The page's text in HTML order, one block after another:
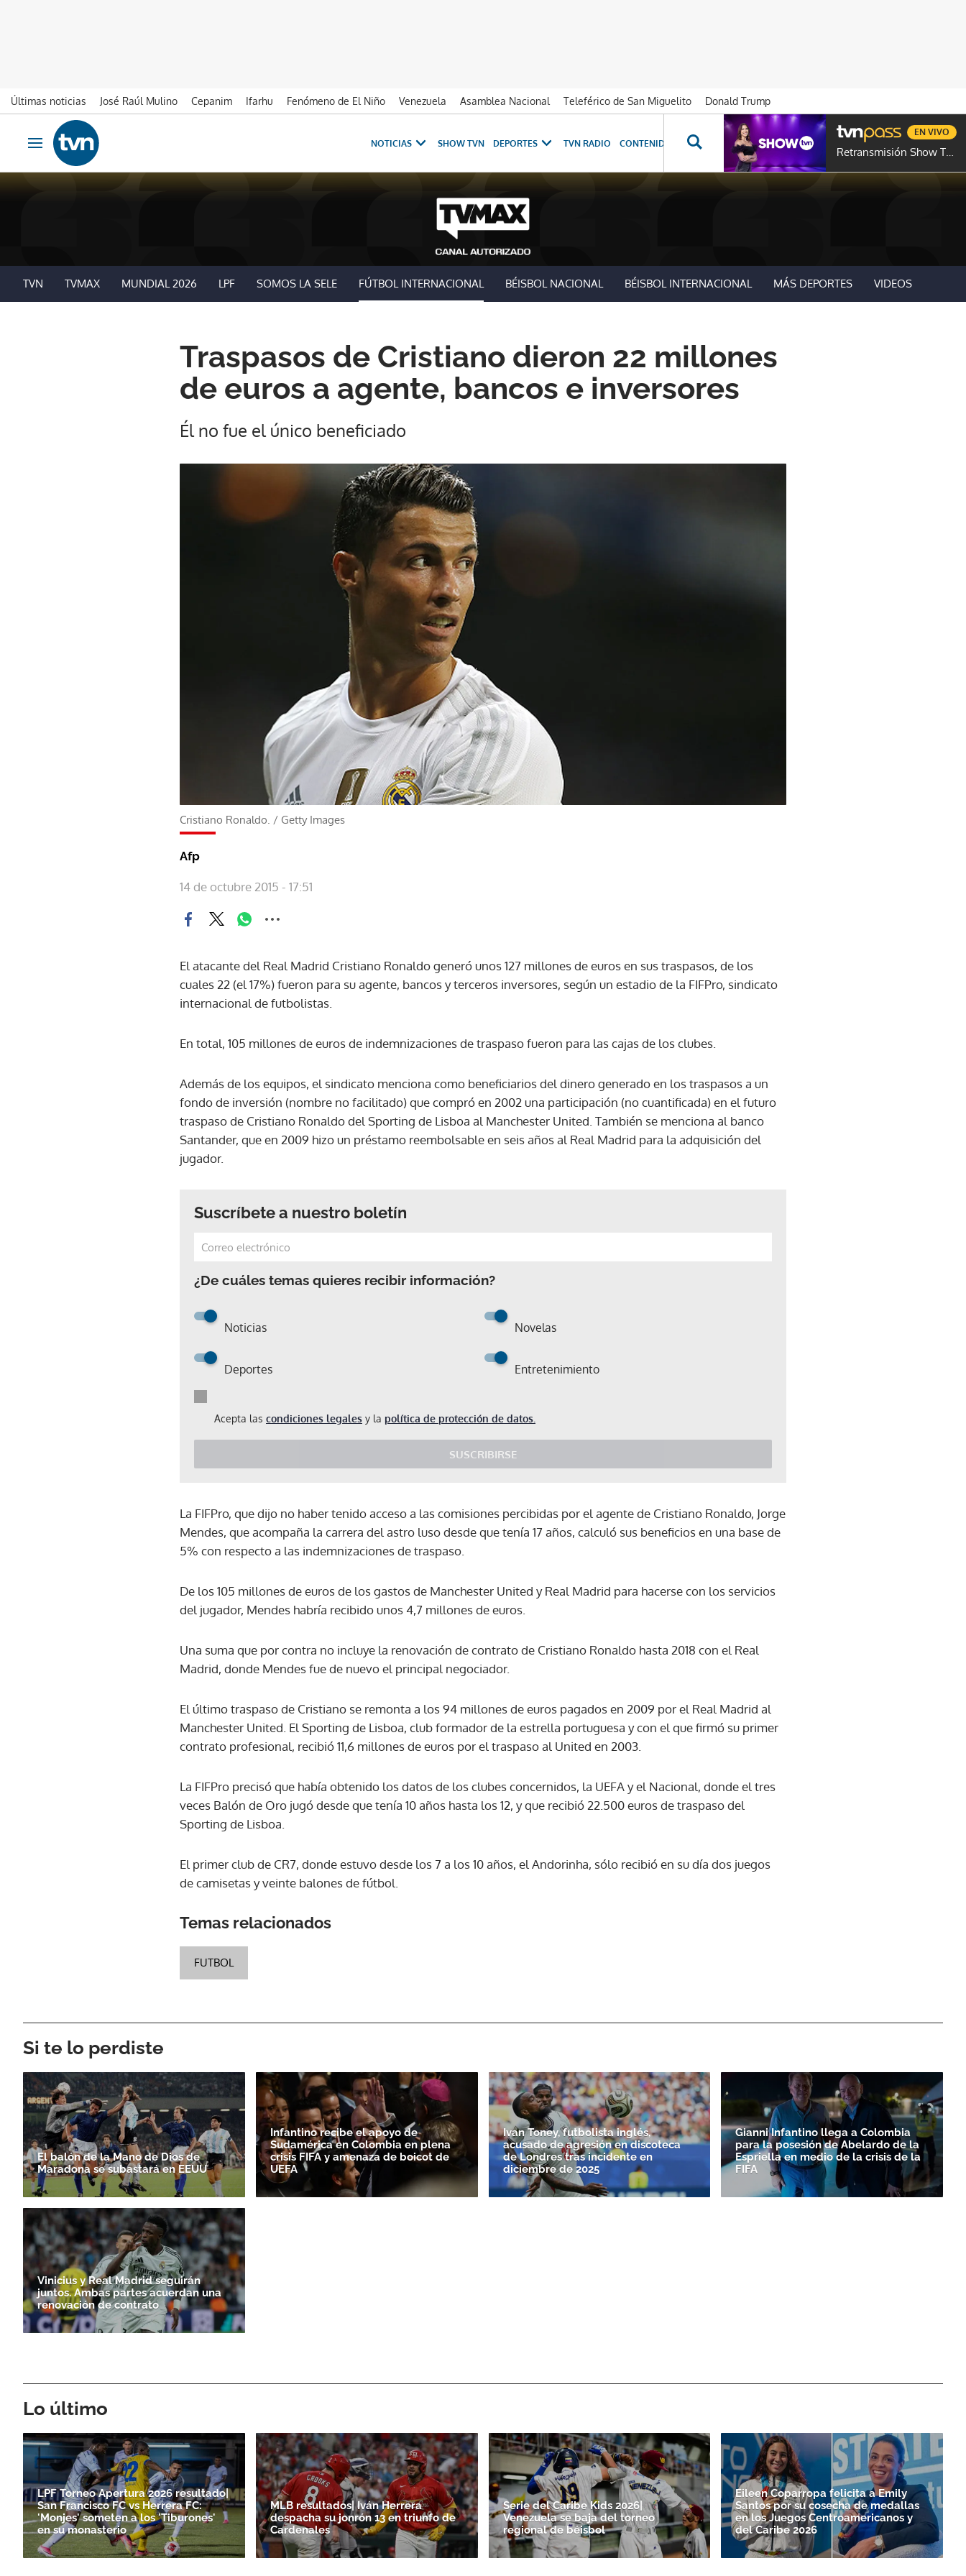
Últimas noticias José Raúl Mulino Cepanim Ifarhu Fenómeno de El Niño Venezuela Asamblea Nacional Teleférico de San Miguelito
Donald Trump
Ir al contenido
Obrir navegació
NOTICIAS SHOW TVN DEPORTES TVN RADIO CONTENIDOS ESPECIALES NOVELAS PROGRAMAS GENTE TVN
Retransmisión Show TVN
EN VIVO
TVN TVMAX MUNDIAL 2026 LPF SOMOS LA SELE FÚTBOL INTERNACIONAL BÉISBOL NACIONAL BÉISBOL INTERNACIONAL MÁS DEPORTES VIDEOS
Traspasos de Cristiano dieron 22 millones
de euros a agente, bancos e inversores
Él no fue el único beneficiado
Cristiano Ronaldo. / Getty Images
Afp
14 de octubre 2015 - 17:51
El atacante del Real Madrid Cristiano Ronaldo generó unos 127 millones de euros en sus traspasos, de los
cuales 22 (el 17%) fueron para su agente, bancos y terceros inversores, según un estadio de la FIFPro, sindicato
internacional de futbolistas.
En total, 105 millones de euros de indemnizaciones de traspaso fueron para las cajas de los clubes.
Además de los equipos, el sindicato menciona como beneficiarios del dinero generado en los traspasos a un
fondo de inversión (nombre no facilitado) que compró en 2002 una participación (no cuantificada) en el futuro
traspaso de Cristiano Ronaldo del Sporting de Lisboa al Manchester United. También se menciona al banco
Santander, que en 2009 hizo un préstamo reembolsable en seis años al Real Madrid para la adquisición del
jugador.
Suscríbete a nuestro boletín
¿De cuáles temas quieres recibir información?
Noticias Novelas
Deportes Entretenimiento
Acepta las condiciones legales y la política de protección de datos.
SUSCRIBIRSE
Gracias por suscribirte a nuestro boletín.
ACEPTAR
La FIFPro, que dijo no haber tenido acceso a las comisiones percibidas por el agente de Cristiano Ronaldo, Jorge
Mendes, que acompaña la carrera del astro luso desde que tenía 17 años, calculó sus beneficios en una base de
5% con respecto a las indemnizaciones de traspaso.
De los 105 millones de euros de los gastos de Manchester United y Real Madrid para hacerse con los servicios
del jugador, Mendes habría recibido unos 4,7 millones de euros.
Una suma que por contra no incluye la renovación de contrato de Cristiano Ronaldo hasta 2018 con el Real
Madrid, donde Mendes fue de nuevo el principal negociador.
El último traspaso de Cristiano se remonta a los 94 millones de euros pagados en 2009 por el Real Madrid al
Manchester United. El Sporting de Lisboa, club formador de la estrella portuguesa y con el que firmó su primer
contrato profesional, recibió 11,6 millones de euros por el traspaso al United en 2003.
La FIFPro precisó que había obtenido los datos de los clubes concernidos, la UEFA y el Nacional, donde el tres
veces Balón de Oro jugó desde que tenía 10 años hasta los 12, y que recibió 22.500 euros de traspaso del
Sporting de Lisboa.
El primer club de CR7, donde estuvo desde los 7 a los 10 años, el Andorinha, sólo recibió en su día dos juegos
de camisetas y veinte balones de fútbol.
Temas relacionados
FUTBOL
Si te lo perdiste
El balón de la Mano de Dios de
Maradona se subastará en EEUU
Infantino recibe el apoyo de
Sudamérica en Colombia en plena
crisis FIFA y amenaza de boicot de
UEFA
Ivan Toney, futbolista inglés,
acusado de agresión en discoteca
de Londres tras incidente en
diciembre de 2025
Gianni Infantino llega a Colombia
para la posesión de Abelardo de la
Espriella en medio de la crisis de la
FIFA
Vinicius y Real Madrid seguirán
juntos. Ambas partes acuerdan una
renovación de contrato
Lo último
LPF Torneo Apertura 2026 resultado|
San Francisco FC vs Herrera FC:
'Monjes' someten a los 'Tiburones'
en su monasterio
MLB resultados| Iván Herrera
despacha su jonrón 13 en triunfo de
Cardenales
Serie del Caribe Kids 2026|
Venezuela se baja del torneo
regional de béisbol
Eileen Coparropa felicita a Emily
Santos por su cosecha de medallas
en los Juegos Centroamericanos y
del Caribe 2026